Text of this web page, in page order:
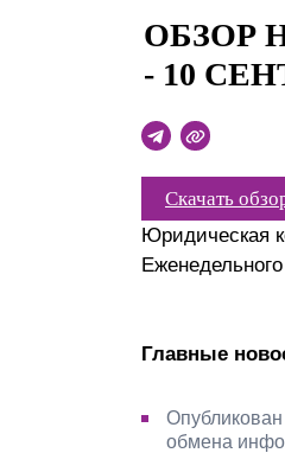
Рейтинги,
Карьера
История
Почему
ответственность
ОБЗОР
- 10
Скачать
Юридическая
Главные
обмена